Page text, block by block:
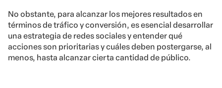
No obstante, para alcanzar los mejores resultados en
términos de tráfico y conversión, es esencial desarrollar
una estrategia de redes sociales y entender qué
acciones son prioritarias y cuáles deben postergarse, al
menos, hasta alcanzar cierta cantidad de público.